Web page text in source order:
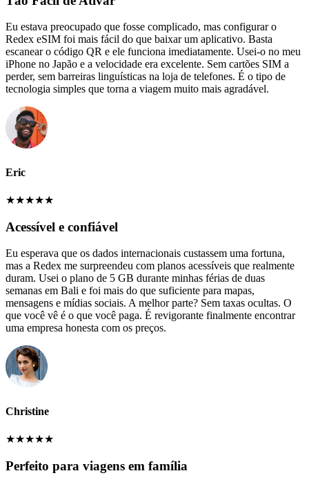
Eu estava preocupado que fosse complicado, mas configurar o
Redex eSIM foi mais fácil do que baixar um aplicativo. Basta
escanear o código QR e ele funciona imediatamente. Usei-o no meu
iPhone no Japão e a velocidade era excelente. Sem cartões SIM a
perder, sem barreiras linguísticas na loja de telefones. É o tipo de
tecnologia simples que torna a viagem muito mais agradável.
Eric
★★★★★
Acessível e confiável
Eu esperava que os dados internacionais custassem uma fortuna,
mas a Redex me surpreendeu com planos acessíveis que realmente
duram. Usei o plano de 5 GB durante minhas férias de duas
semanas em Bali e foi mais do que suficiente para mapas,
mensagens e mídias sociais. A melhor parte? Sem taxas ocultas. O
que você vê é o que você paga. É revigorante finalmente encontrar
uma empresa honesta com os preços.
Christine
★★★★★
Perfeito para viagens em família